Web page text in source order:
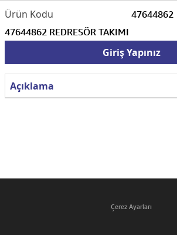
47644862
47644862 REDRESÖR TAKIMI
Giriş Yapınız
Açıklama
Çerez Ayarları